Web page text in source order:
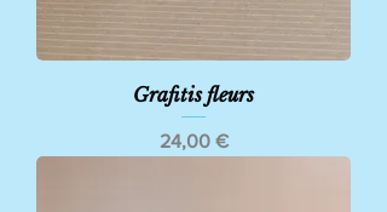
Grafitis fleurs
Prix
24,00 €